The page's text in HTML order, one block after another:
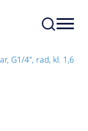
G1/4", rad, kl. 1,6